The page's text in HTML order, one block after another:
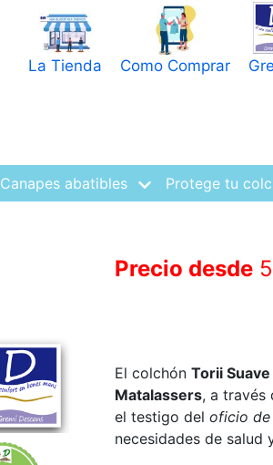
contenido
La Tienda Como Comprar
Canapes abatibles Protege tu
Precio desde
El colchón Torii Suave
Matalassers, a través
el testigo del oficio de
necesidades de salud